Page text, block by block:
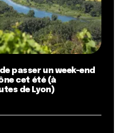
donne d’autant plus envie
le Piaf Fou et ses bons
à Lyon, vers Garibaldi ? | Blog
? Restaurant et traiteur
passer un week-end
cet été (à
de Lyon)